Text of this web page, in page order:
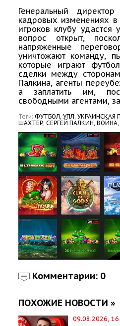
Генеральный
кадровых изменениях
игроков клубу удастся
вопрос открыт,
напряженные
уничтожают команду,
которые играют
сделки между
Палкина, агенты
а заплатить им,
свободными агентами,
Теги: ФУТБОЛ, УПЛ, УКРАИНСКАЯ
ШАХТЕР, СЕРГЕЙ ПАЛКИН, ВОЙНА,
Комментарии: 0
ПОХОЖИЕ НОВОСТИ »
09.08.2026,